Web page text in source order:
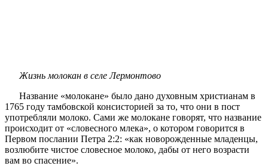
Жизнь молокан в селе Лермонтово
Название «молокане» было дано духовным христианам в
1765 году тамбовской консисторией за то, что они в пост
употребляли молоко. Сами же молокане говорят, что название
происходит от «словесного млека», о котором говорится в
Первом послании Петра 2:2: «как новорожденные младенцы,
возлюбите чистое словесное молоко, дабы от него возрасти
вам во спасение».